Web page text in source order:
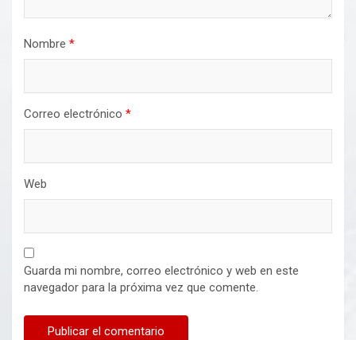
Nombre *
Correo electrónico *
Web
Guarda mi nombre, correo electrónico y web en este
navegador para la próxima vez que comente.